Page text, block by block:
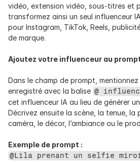
vidéo, extension vidéo, sous-titres et
transformez ainsi un seul influenceur
pour Instagram, TikTok, Reels,
de marque.
Ajoutez votre influenceur au
Dans le champ de prompt,
enregistré avec la balise @
cet influenceur IA au lieu de générer
Décrivez ensuite la scène, la tenue, la
caméra, le décor, l’ambiance ou le
Exemple de prompt :
@Lila prenant un selfie